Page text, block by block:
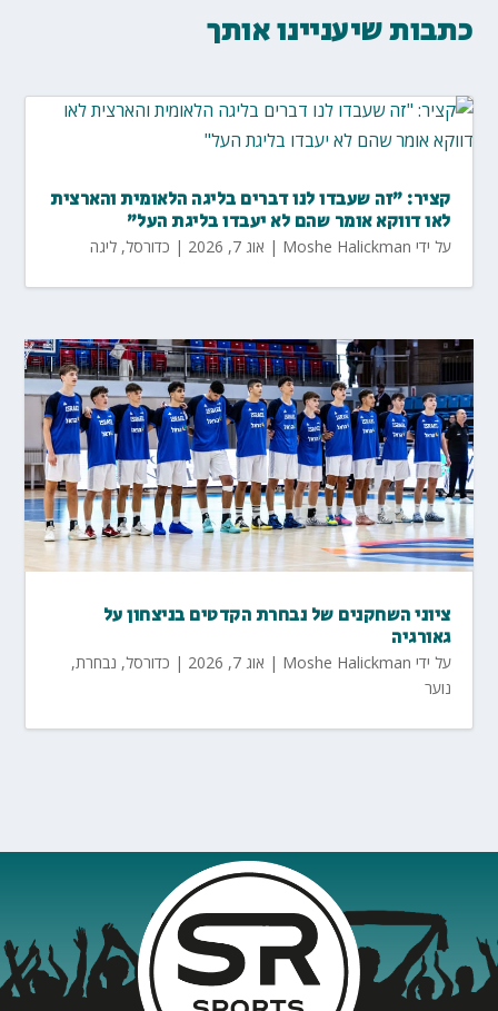
כתבות שיעניינו אותך
קציר: "זה שעבדו לנו דברים בליגה הלאומית והארצית
לאו דווקא אומר שהם לא יעבדו בליגת העל"
על ידי Moshe Halickman
| אוג 7, 2026 | כדורסל,ליגה
ציוני השחקנים של נבחרת הקדטים בניצחון על
גאורגיה
על ידי Moshe Halickman
| אוג 7, 2026 | כדורסל, נבחרת,
נוער